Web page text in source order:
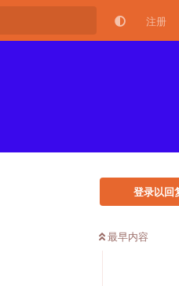
注册
登录以回
最早内容